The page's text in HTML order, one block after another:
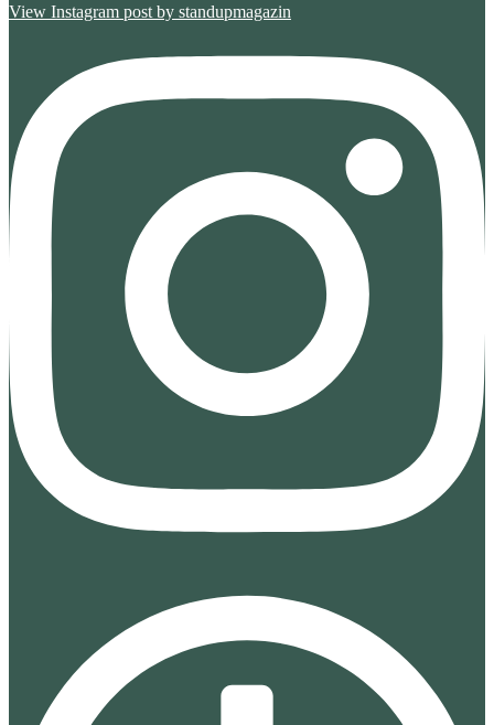
View Instagram post by standupmagazin